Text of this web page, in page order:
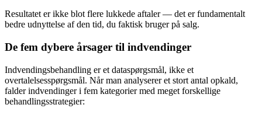
Resultatet er ikke blot flere lukkede aftaler — det er fundamentalt
bedre udnyttelse af den tid, du faktisk bruger på salg.
De fem dybere årsager til indvendinger
Indvendingsbehandling er et dataspørgsmål, ikke et
overtalelsesspørgsmål. Når man analyserer et stort antal opkald,
falder indvendinger i fem kategorier med meget forskellige
behandlingsstrategier: